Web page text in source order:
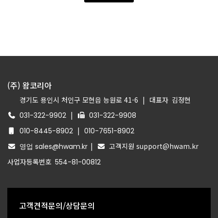
(주) 왐코리아
경기도 용인시 처인구 모현읍 능원로 41-6 | 대표자 김정현
031-322-9902 |
031-322-9908
010-8445-8902 | 010-7651-8902
영업 sales@hwam.kr |
고객지원 support@hwam.kr
사업자등록번호 554-81-00812
고객견적문의/상담문의